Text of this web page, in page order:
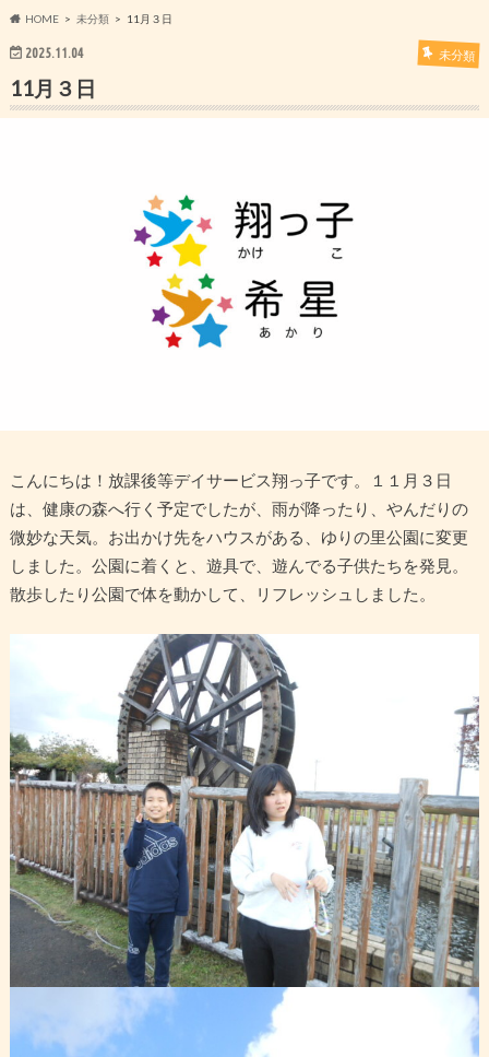
HOME 未分類 11月３日
2025.11.04 未分類
11月３日
こんにちは！放課後等デイサービス翔っ子です。１１月３日
は、健康の森へ行く予定でしたが、雨が降ったり、やんだりの
微妙な天気。お出かけ先をハウスがある、ゆりの里公園に変更
しました。公園に着くと、遊具で、遊んでる子供たちを発見。
散歩したり公園で体を動かして、リフレッシュしました。